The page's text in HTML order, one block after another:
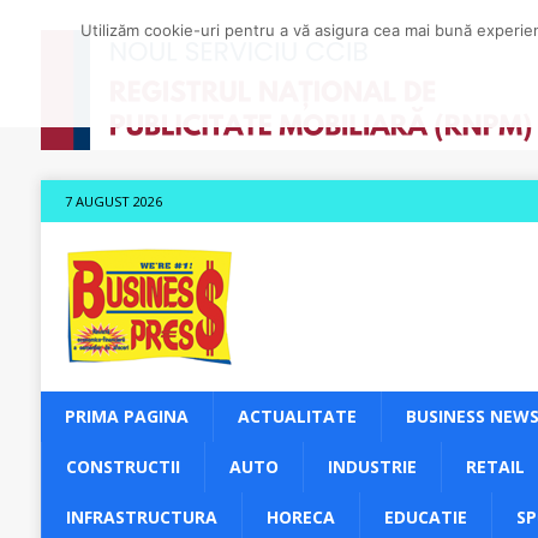
7 AUGUST 2026
PRIMA PAGINA ACTUALITATE BUSINESS NEWS
CONSTRUCTII AUTO INDUSTRIE RETAIL
INFRASTRUCTURA HORECA EDUCATIE
Utilizăm cookie-uri pentru a vă asigura cea mai bună